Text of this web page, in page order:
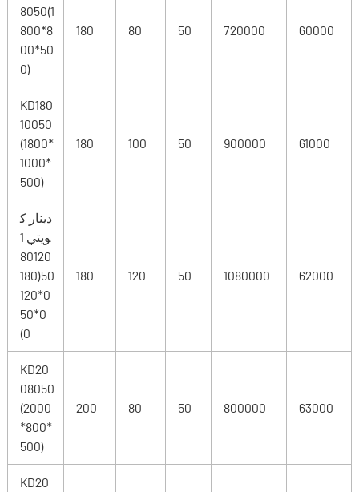
8050(1
800*8
00*50
0)
180 80 50 720000 60000
KD180
10050
(1800*
1000*
500)
180 100 50 900000 61000
دينار ك
ويتي 1
80120
50(180
0*120
0*50
0)
180 120 50 1080000 62000
KD20
08050
(2000
*800*
500)
200 80 50 800000 63000
KD20